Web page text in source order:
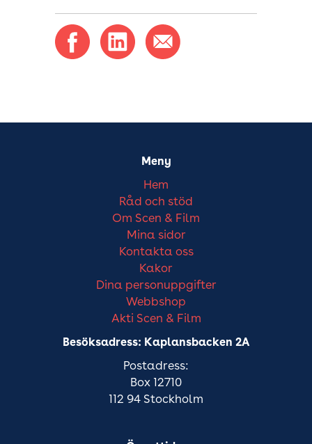
Meny
Hem
Råd och stöd
Om Scen & Film
Mina sidor
Kontakta oss
Kakor
Dina personuppgifter
Webbshop
Akti Scen & Film
Besöksadress: Kaplansbacken 2A
Postadress:
Box 12710
112 94 Stockholm